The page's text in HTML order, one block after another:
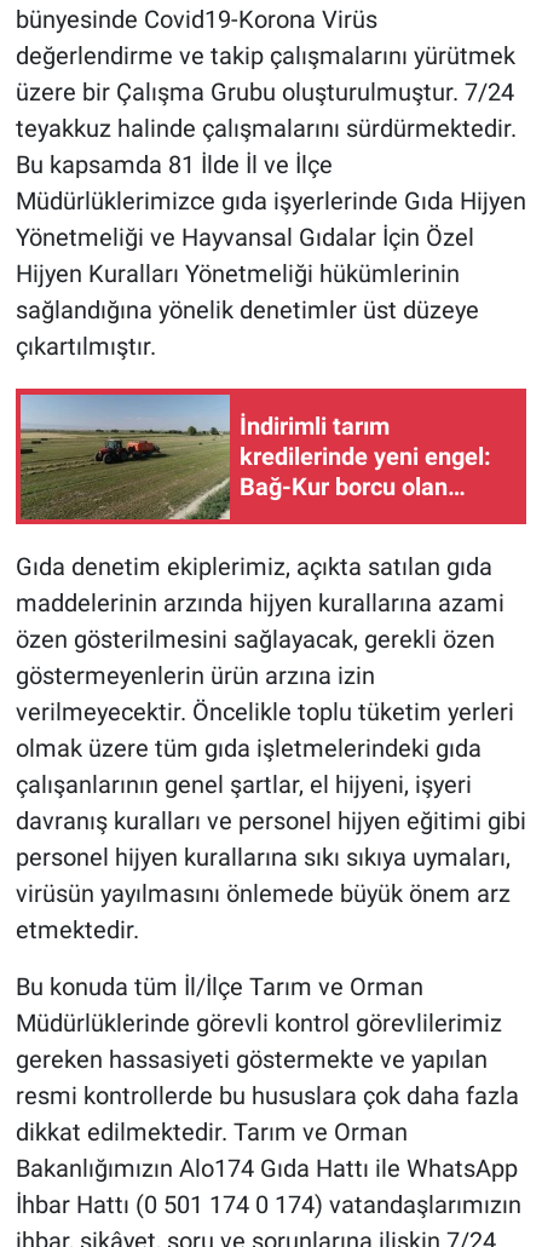
bünyesinde Covid19-Korona Virüs
değerlendirme ve takip çalışmalarını yürütmek
üzere bir Çalışma Grubu oluşturulmuştur. 7/24
teyakkuz halinde çalışmalarını sürdürmektedir.
Bu kapsamda 81 İlde İl ve İlçe
Müdürlüklerimizce gıda işyerlerinde Gıda Hijyen
Yönetmeliği ve Hayvansal Gıdalar İçin Özel
Hijyen Kuralları Yönetmeliği hükümlerinin
sağlandığına yönelik denetimler üst düzeye
çıkartılmıştır.
İndirimli tarım
kredilerinde yeni engel:
Bağ-Kur borcu olan
üretici dışlandı
Gıda denetim ekiplerimiz, açıkta satılan gıda
maddelerinin arzında hijyen kurallarına azami
özen gösterilmesini sağlayacak, gerekli özen
göstermeyenlerin ürün arzına izin
verilmeyecektir. Öncelikle toplu tüketim yerleri
olmak üzere tüm gıda işletmelerindeki gıda
çalışanlarının genel şartlar, el hijyeni, işyeri
davranış kuralları ve personel hijyen eğitimi gibi
personel hijyen kurallarına sıkı sıkıya uymaları,
virüsün yayılmasını önlemede büyük önem arz
etmektedir.
Bu konuda tüm İl/İlçe Tarım ve Orman
Müdürlüklerinde görevli kontrol görevlilerimiz
gereken hassasiyeti göstermekte ve yapılan
resmi kontrollerde bu hususlara çok daha fazla
dikkat edilmektedir. Tarım ve Orman
Bakanlığımızın Alo174 Gıda Hattı ile WhatsApp
İhbar Hattı (0 501 174 0 174) vatandaşlarımızın